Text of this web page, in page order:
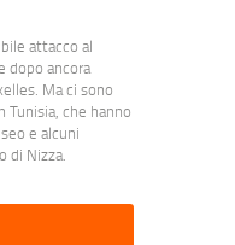
attacco al
dopo ancora
Ma ci sono
che hanno
e alcuni
di Nizza.